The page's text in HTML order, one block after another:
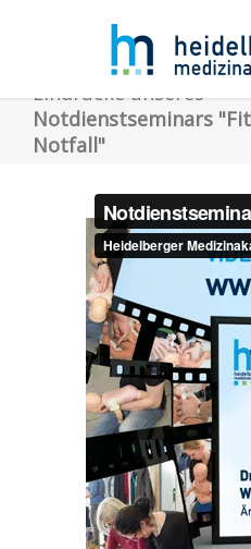
Eindrücke unseres
Notdienstseminars
Notfall"